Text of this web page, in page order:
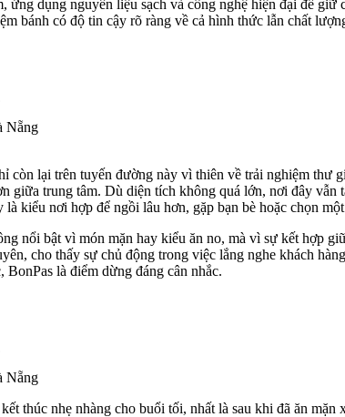
ứng dụng nguyên liệu sạch và công nghệ hiện đại để
bánh có độ tin cậy rõ ràng về cả hình thức lẫn chất
Nẵng
còn lại trên tuyến đường này vì thiên về trải nghiệm
giữa trung tâm. Dù diện tích không quá lớn, nơi đây
kiểu nơi hợp để ngồi lâu hơn, gặp bạn bè hoặc chọn
nổi bật vì món mặn hay kiểu ăn no, mà vì sự kết hợp
cho thấy sự chủ động trong việc lắng nghe khách
BonPas là điểm dừng đáng cân nhắc.
Nẵng
thúc nhẹ nhàng cho buổi tối, nhất là sau khi đã ăn